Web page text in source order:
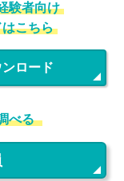
験者向け
こちら
ロード
べる